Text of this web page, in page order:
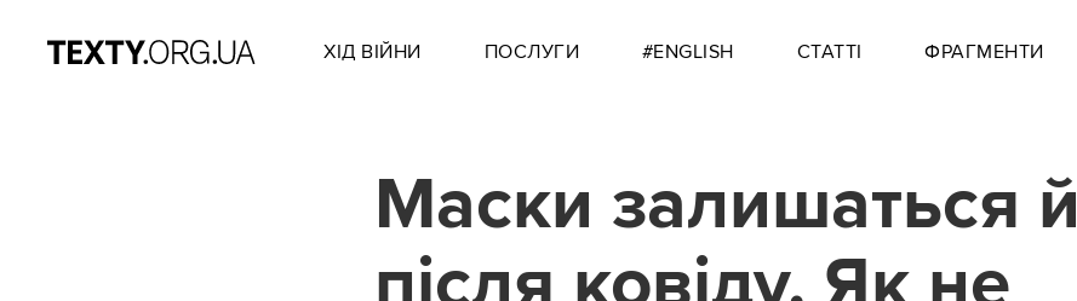
ХІД ВІЙНИ ПОСЛУГИ #ENGLISH СТАТТІ ФРАГМЕНТИ
Маски залишаться й